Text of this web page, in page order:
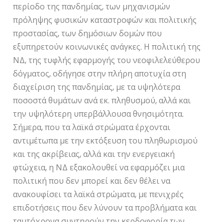
περίοδο της πανδημίας, των μηχανισμών
πρόληψης φυσικών καταστροφών και πολιτικής
προστασίας, των δημόσιων δομών που
εξυπηρετούν κοινωνικές ανάγκες. Η πολιτική της
ΝΔ, της τυφλής εφαρμογής του νεοφιλελεύθερου
δόγματος, οδήγησε στην πλήρη αποτυχία στη
διαχείριση της πανδημίας, με τα υψηλότερα
ποσοστά θυμάτων ανά εκ. πληθυσμού, αλλά και
την υψηλότερη υπερβάλλουσα θνησιμότητα.
Σήμερα, που τα λαϊκά στρώματα έρχονται
αντιμέτωπα με την εκτόξευση του πληθωρισμού
και της ακρίβειας, αλλά και την ενεργειακή
φτώχεια, η ΝΔ εξακολουθεί να εφαρμόζει μια
πολιτική που δεν μπορεί και δεν θέλει να
ανακουφίσει τα λαϊκά στρώματα, με πενιχρές
επιδοτήσεις που δεν λύνουν τα προβλήματα και